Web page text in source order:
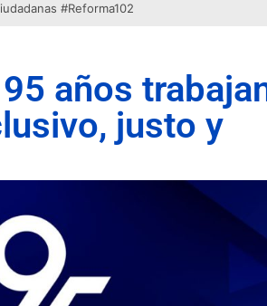
#Reforma102
años
justo y